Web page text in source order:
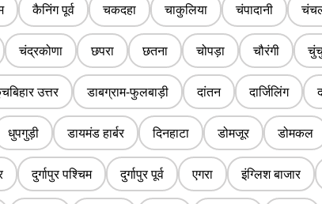
कैनिंग पूर्व चकदहा चाकुलिया चंपादानी
चंद्रकोणा छपरा छतना चोपड़ा चौरंगी
उत्तर डाबग्राम-फुलबाड़ी दांतन दार्जिलिंग
धुपगुड़ी डायमंड हार्बर दिनहाटा डोमजूर डोमकल
दुर्गापुर पश्चिम दुर्गापुर पूर्व एगरा इंग्लिश बाजार